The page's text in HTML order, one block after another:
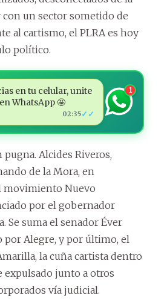
un sector sometido de
al cartismo, el PLRA es hoy
político.
en tu celular, unite
WhatsApp 🤩
02:35✓✓
1
pugna. Alcides Riveros,
de la Mora, en
movimiento Nuevo
por el gobernador
Se suma el senador Éver
por Alegre, y por último, el
la cuña cartista dentro
expulsado junto a otros
vía judicial.